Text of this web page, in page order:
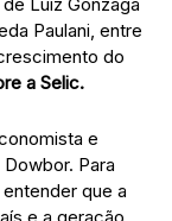
Luiz Gonzaga
Paulani, entre
do
a Selic.
e
Para
que a